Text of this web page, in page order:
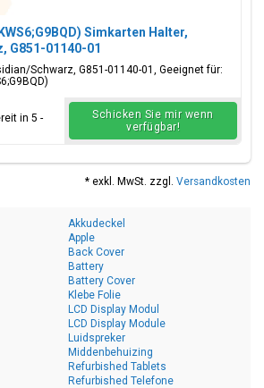
Simkarten Halter,
G851-01140-01
Schwarz, G851-01140-01, Geeignet für:
in 5 -
Schicken Sie mir wenn
verfügbar!
* exkl. MwSt. zzgl. Versandkosten
Akkudeckel
Apple
Back Cover
Battery
Battery Cover
Klebe Folie
LCD Display Modul
LCD Display Module
Luidspreker
Middenbehuizing
Refurbished Tablets
Refurbished Telefone